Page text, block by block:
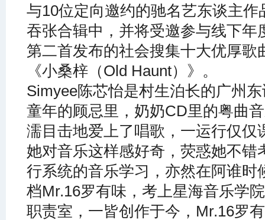
与10位定向邀约的驰名艺东谈主
吞张合辑中，并将受邀参与线下年
第二首发布的社会搜集十大优厚歌
《小桑梓（Old Haunt）》。
Simyee陈芯怡是村生泊长的广州
童年的顾忌里，奶奶CD里的粤曲
濡目击地爱上了唱歌，一运行仅仅
她对音乐这样感好奇，荧惑她不错
行系统的音乐学习，亦然在阿谁时
档Mr.16罗有味，考上星海音乐学
职责室，一皆创作于今，Mr.16罗